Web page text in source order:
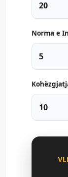
Norma e